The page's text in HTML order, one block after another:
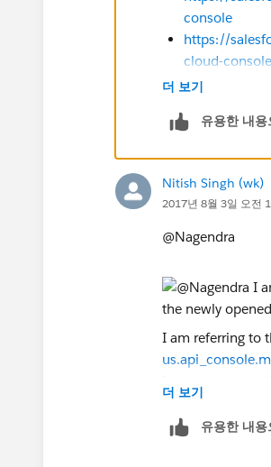
console
https://
cloud-console
Hope this helps.
Thanks,
Nagendra
더 보기
유용한 내용
Nitish Singh (wk)
2017년 8월 3일 오전
@Nagendra
I am referring to
& not create a
Refer attached
더 보기
유용한 내용